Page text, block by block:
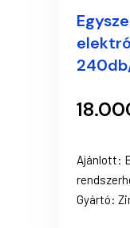
Ajánlott:
Gyártó: